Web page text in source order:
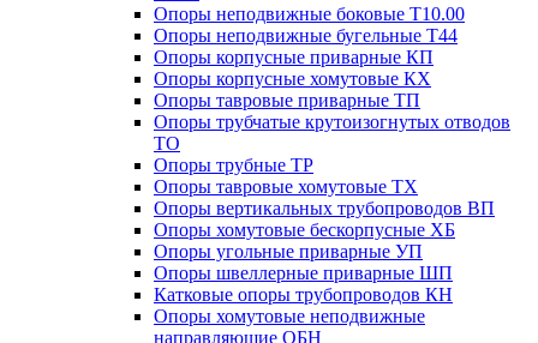
Опоры неподвижные боковые Т10.00
Опоры неподвижные бугельные Т44
Опоры корпусные приварные КП
Опоры корпусные хомутовые КХ
Опоры тавровые приварные ТП
Опоры трубчатые крутоизогнутых отводов
ТО
Опоры трубные ТР
Опоры тавровые хомутовые ТХ
Опоры вертикальных трубопроводов ВП
Опоры хомутовые бескорпусные ХБ
Опоры угольные приварные УП
Опоры швеллерные приварные ШП
Катковые опоры трубопроводов КН
Опоры хомутовые неподвижные
направляющие ОБН